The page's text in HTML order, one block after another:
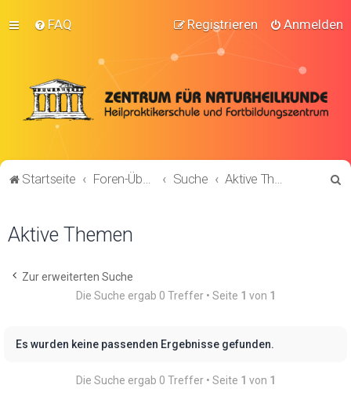
FAQ Anmelden
Registrieren
Startseite Foren-Übersicht Suche Aktive Themen
Aktive Themen
Zur erweiterten Suche
Die Suche ergab 0 Treffer • Seite 1 von 1
Es wurden keine passenden Ergebnisse gefunden.
Die Suche ergab 0 Treffer • Seite 1 von 1